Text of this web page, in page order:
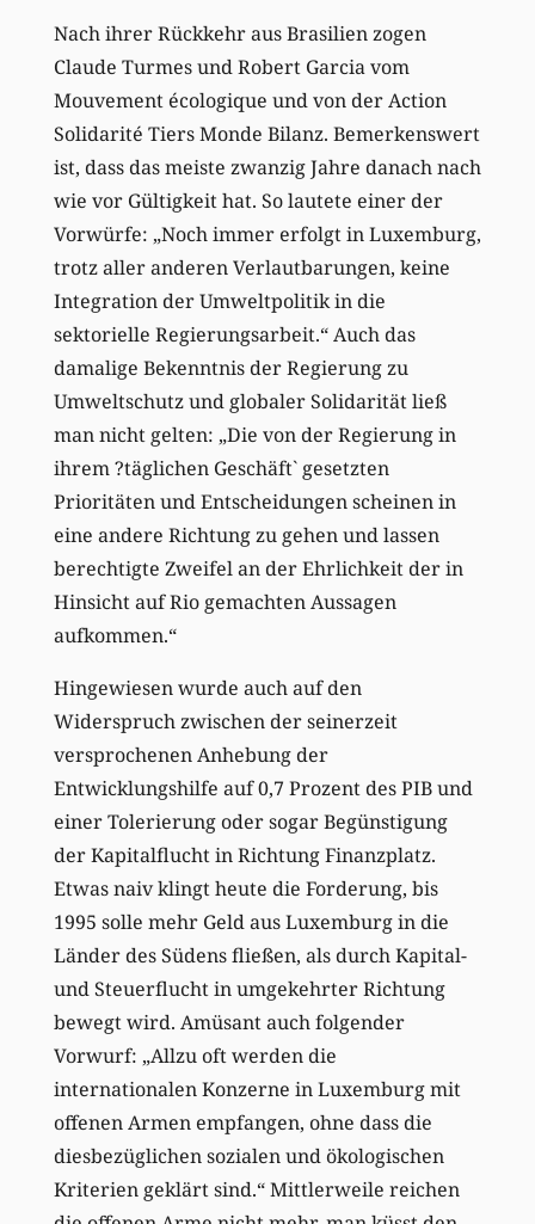
Nach ihrer Rückkehr aus Brasilien zogen
Claude Turmes und Robert Garcia vom
Mouvement écologique und von der Action
Solidarité Tiers Monde Bilanz. Bemerkenswert
ist, dass das meiste zwanzig Jahre danach nach
wie vor Gültigkeit hat. So lautete einer der
Vorwürfe: „Noch immer erfolgt in Luxemburg,
trotz aller anderen Verlautbarungen, keine
Integration der Umweltpolitik in die
sektorielle Regierungsarbeit.“ Auch das
damalige Bekenntnis der Regierung zu
Umweltschutz und globaler Solidarität ließ
man nicht gelten: „Die von der Regierung in
ihrem ?täglichen Geschäft` gesetzten
Prioritäten und Entscheidungen scheinen in
eine andere Richtung zu gehen und lassen
berechtigte Zweifel an der Ehrlichkeit der in
Hinsicht auf Rio gemachten Aussagen
aufkommen.“
Hingewiesen wurde auch auf den
Widerspruch zwischen der seinerzeit
versprochenen Anhebung der
Entwicklungshilfe auf 0,7 Prozent des PIB und
einer Tolerierung oder sogar Begünstigung
der Kapitalflucht in Richtung Finanzplatz.
Etwas naiv klingt heute die Forderung, bis
1995 solle mehr Geld aus Luxemburg in die
Länder des Südens fließen, als durch Kapital-
und Steuerflucht in umgekehrter Richtung
bewegt wird. Amüsant auch folgender
Vorwurf: „Allzu oft werden die
internationalen Konzerne in Luxemburg mit
offenen Armen empfangen, ohne dass die
diesbezüglichen sozialen und ökologischen
Kriterien geklärt sind.“ Mittlerweile reichen